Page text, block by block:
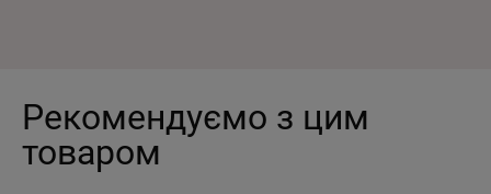
Рекомендуємо з цим
товаром